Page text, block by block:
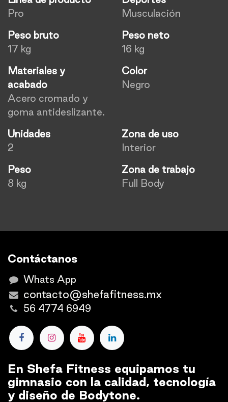
Pro
Musculación
Peso bruto
17 kg
Peso neto
16 kg
Materiales y
acabado
Acero cromado y
goma antideslizante.
Color
Negro
Unidades
2
Zona de uso
Interior
Peso
8 kg
Zona de trabajo
Full Body
Contáctanos
Whats App
contacto@shefafitness.mx
56 4774 6949
En Shefa Fitness equipamos tu
gimnasio con la calidad, tecnología
y diseño de Bodytone.